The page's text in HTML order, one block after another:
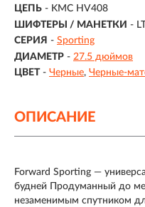
ЦЕПЬ - KMC HV408
ШИФТЕРЫ / МАНЕТКИ -
СЕРИЯ - Sporting
ДИАМЕТР - 27.5 дюймов
ЦВЕТ - Черные Черные-
ОПИСАНИЕ
Forward Sporting —
будней Продуманный до
незаменимым спутником